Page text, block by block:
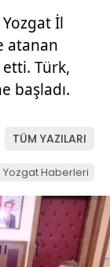
İl
atanan
etti. Türk,
başladı.
TÜM YAZILARI
Yozgat Haberleri